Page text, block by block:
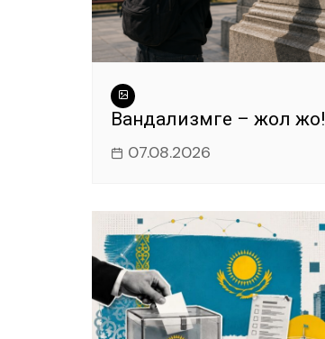
Вандализмге – жол жоқ!
07.08.2026